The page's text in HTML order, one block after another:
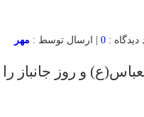
0 | ارسال توسط : مهر
و روز جانباز را